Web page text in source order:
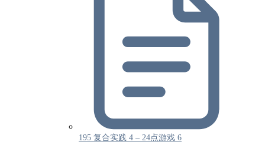
195 复合实践 4 – 24点游戏 6